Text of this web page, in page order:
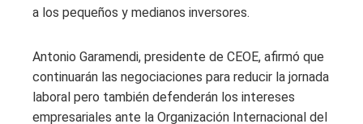
a los pequeños y medianos inversores.
Antonio Garamendi, presidente de CEOE, afirmó que
continuarán las negociaciones para reducir la jornada
laboral pero también defenderán los intereses
empresariales ante la Organización Internacional del